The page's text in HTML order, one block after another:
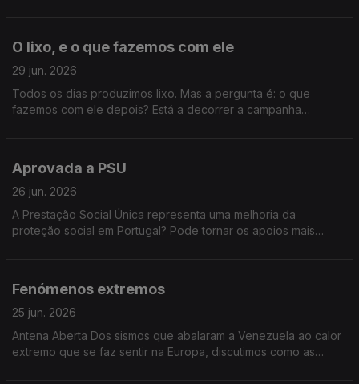
O lixo, e o que fazemos com ele
29 jun. 2026
Todos os dias produzimos lixo. Mas a pergunta é: o que
fazemos com ele depois? Está a decorrer a campanha
lixo antes que o futuro se lixe.” Faz a separação dos resíduos
em casa? O que o impede de reciclar mais? Acredita que
Portugal está a fazer o suficiente para reduzir o lixo que
produz?
Aprovada a PSU
26 jun. 2026
A Prestação Social Única representa uma melhoria da
proteção social em Portugal? Pode tornar os apoios mais
Fenómenos extremos
25 jun. 2026
Antena Aberta Dos sismos que abalaram a Venezuela ao calor
extremo que se faz sentir na Europa, discutimos como as